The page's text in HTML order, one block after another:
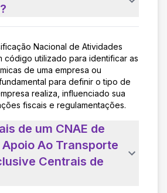
Nacional de Atividades
código utilizado para identificar as
de uma empresa ou
para definir o tipo de
realiza, influenciado sua
fiscais e regulamentações.
de um CNAE de
Ao Transporte
Centrais de